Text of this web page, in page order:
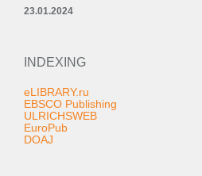
23.01.2024
INDEXING
eLIBRARY.ru
EBSCO Publishing
ULRICHSWEB
EuroPub
DOAJ